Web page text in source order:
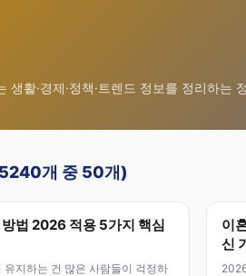
생활·경제·정책·트렌드 정보를 정리하
개 중 50개)
법 2026 적용 5가지 핵심
유지하는 건 많은 사람들이 걱정하
이
신